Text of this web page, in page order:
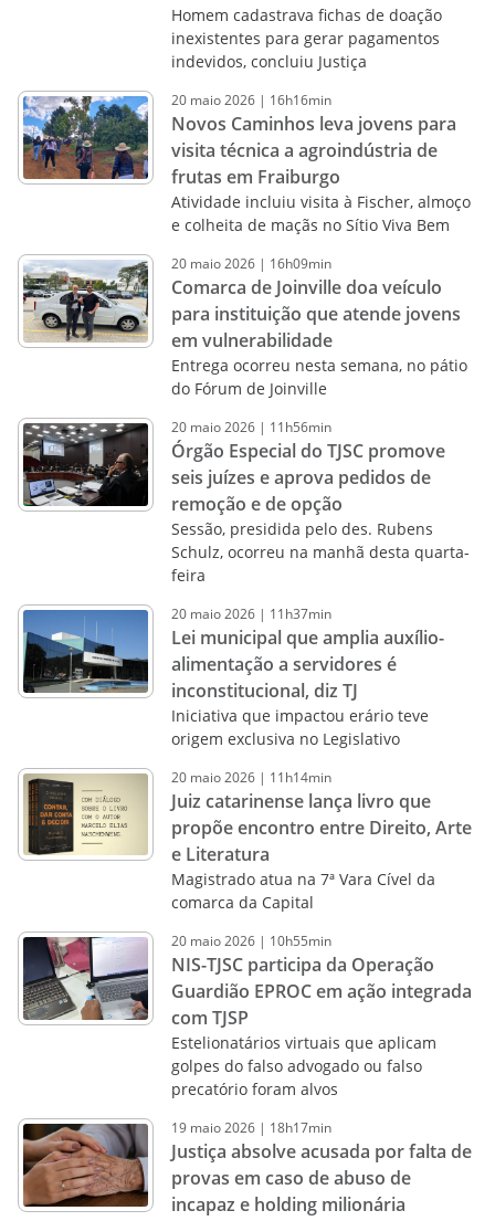
Homem cadastrava fichas de doação
inexistentes para gerar pagamentos
indevidos, concluiu Justiça
20 maio2026 | 16h16min
Novos Caminhos leva jovens para
visita técnica a agroindústria de
frutas em Fraiburgo
Atividade incluiu visita à Fischer, almoço
e colheita de maçãs no Sítio Viva Bem
20 maio2026 | 16h09min
Comarca de Joinville doa veículo
para instituição que atende jovens
em vulnerabilidade
Entrega ocorreu nesta semana, no pátio
do Fórum de Joinville
20 maio2026 | 11h56min
Órgão Especial do TJSC promove
seis juízes e aprova pedidos de
remoção e de opção
Sessão, presidida pelo des. Rubens
Schulz, ocorreu na manhã desta quarta-
feira
20 maio2026 | 11h37min
Lei municipal que amplia auxílio-
alimentação a servidores é
inconstitucional, diz TJ
Iniciativa que impactou erário teve
origem exclusiva no Legislativo
20 maio2026 | 11h14min
Juiz catarinense lança livro que
propõe encontro entre Direito, Arte
e Literatura
Magistrado atua na 7ª Vara Cível da
comarca da Capital
20 maio2026 | 10h55min
NIS-TJSC participa da Operação
Guardião EPROC em ação integrada
com TJSP
Estelionatários virtuais que aplicam
golpes do falso advogado ou falso
precatório foram alvos
19 maio2026 | 18h17min
Justiça absolve acusada por falta de
provas em caso de abuso de
incapaz e holding milionária